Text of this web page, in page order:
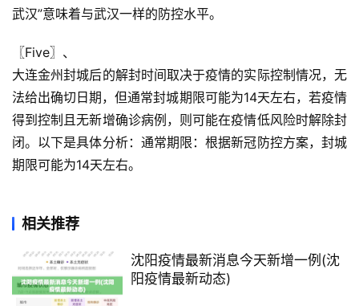
武汉”意味着与武汉一样的防控水平。
〖Five〗、
大连金州封城后的解封时间取决于疫情的实际控制情况，无
法给出确切日期，但通常封城期限可能为14天左右，若疫情
得到控制且无新增确诊病例，则可能在疫情低风险时解除封
闭。以下是具体分析：通常期限：根据新冠防控方案，封城
期限可能为14天左右。
相关推荐
沈阳疫情最新消息今天新增一例(沈
阳疫情最新动态)